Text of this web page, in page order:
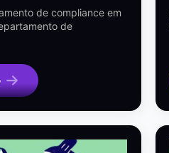
de compliance em
de